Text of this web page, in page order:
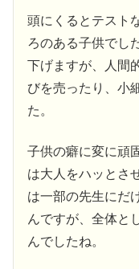
頭にくるとテスト
ろのある子供でし
下げますが、人間
びを売ったり、小
た。
子供の癖に変に頑
は大人をハッとさ
は一部の先生にだ
んですが、全体と
んでしたね。